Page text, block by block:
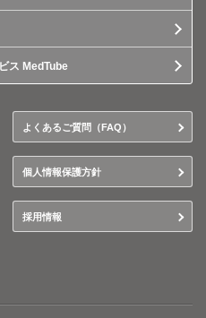
ス MedTube
よくあるご質問（FAQ）
個人情報保護方針
採用情報